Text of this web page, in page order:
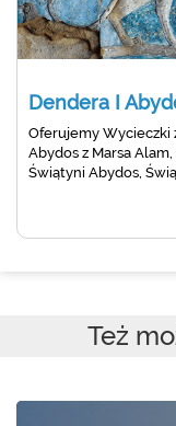
Dendera I
Oferujemy Wycieczki
Abydos z Marsa
Świątyni Abydos,
Też